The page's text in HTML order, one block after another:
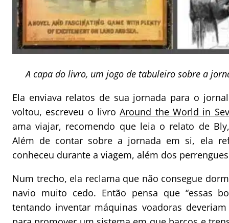
A capa do livro, um jogo de tabuleiro sobre a
Ela enviava relatos de sua jornada para o
voltou, escreveu o livroAround the World in
ama viajar, recomendo que leia o relato de
Além de contar sobre a jornada em si, ela
conheceu durante a viagem, além dos
Num trecho, ela reclama que não consegue
navio muito cedo. Então pensa que “essas
tentando inventar máquinas voadoras